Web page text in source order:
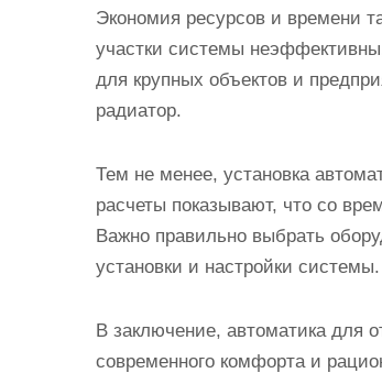
Экономия ресурсов и времени
участки системы
для крупных объектов и
радиатор.
Тем не менее, установка
расчеты показывают, что со
Важно правильно выбрать
установки и настройки системы.
В заключение, автоматика для
современного комфорта и